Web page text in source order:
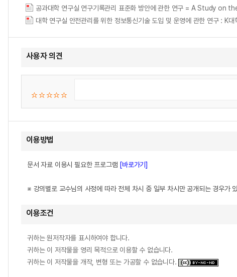
공과대학 연구실 연구기록관리 표준화 방안에 관한 연구 = A
사용자 의견
이용방법
문서 자료 이용시 필요한 프로그램 [바로가기]
※ 강의별로 교수님의 사정에 따라 전체 차시 중 일부 차시만 공개되는 경우가
이용조건
귀하는 원저작자를 표시하여야 합니다.
귀하는 이 저작물을 영리 목적으로 이용할 수 없습니다.
귀하는 이 저작물을 개작, 변형 또는 가공할 수 없습니다.